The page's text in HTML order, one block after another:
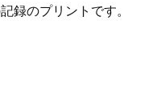
録のプリントです。